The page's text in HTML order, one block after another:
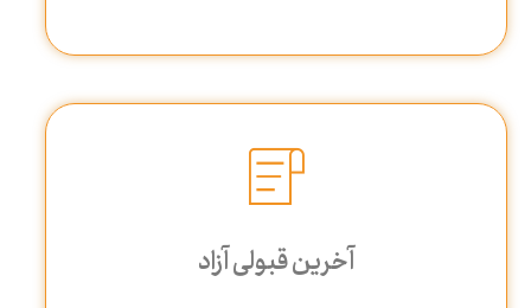
آخرین قبولی آزاد